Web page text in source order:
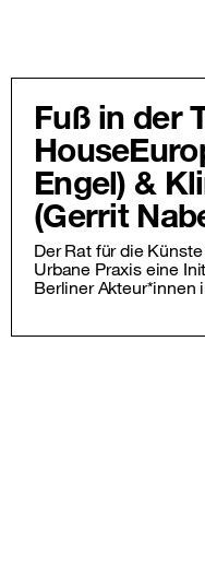
Fuß in der
Engel) &
(Gerrit
Der Rat für die
Urbane Praxis eine
Berliner Akteur*innen